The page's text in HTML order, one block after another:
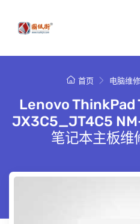
首页 电脑维修
Lenovo ThinkPad
JX3C5_JT4C5
笔记本主板维